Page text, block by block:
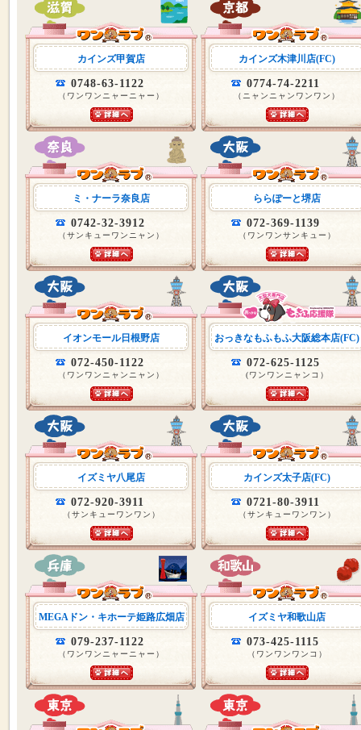
カインズ甲賀店
0748-63-1122
（ワンワンニャーニャー）
カインズ木津川店(FC)
0774-74-2211
（ニャンニャンワンワン）
ミ・ナーラ奈良店
0742-32-3912
（サンキューワンニャン）
ららぽーと堺店
072-369-1139
（ワンワンサンキュー）
イオンモール日根野店
072-450-1122
（ワンワンニャンニャン）
おっきなもふもふ大阪総本店(FC)
072-625-1125
(ワンワンニャンコ）
イズミヤ八尾店
072-920-3911
（サンキューワンワン）
カインズ太子店(FC)
0721-80-3911
（サンキューワンワン）
MEGAドン・キホーテ姫路広畑店
079-237-1122
（ワンワンニャーニャー）
イズミヤ和歌山店
073-425-1115
（ワンワンワンコ）